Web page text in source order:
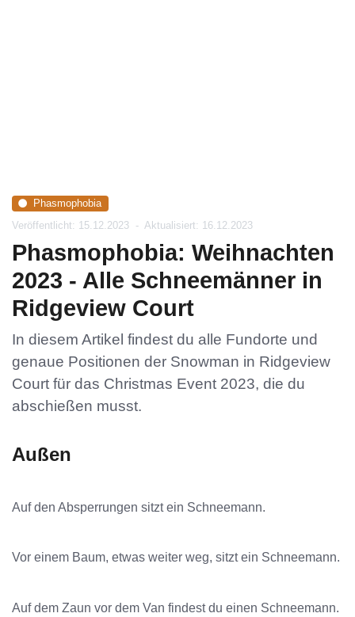
Phasmophobia
Veröffentlicht: 15.12.2023 - Aktualisiert: 16.12.2023
Phasmophobia: Weihnachten
2023 - Alle Schneemänner in
Ridgeview Court
In diesem Artikel findest du alle Fundorte und
genaue Positionen der Snowman in Ridgeview
Court für das Christmas Event 2023, die du
abschießen musst.
Außen
Auf den Absperrungen sitzt ein Schneemann.
Vor einem Baum, etwas weiter weg, sitzt ein Schneemann.
Auf dem Zaun vor dem Van findest du einen Schneemann.